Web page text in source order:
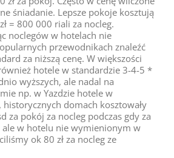
śniadanie. Lepsze pokoje kosztują
= 800 000 riali za nocleg.
noclegów w hotelach nie
przewodnikach znaleźć
za niższą cenę. W większości
hotele w standardzie 3-4-5 *
wyższych, ale nadal na
np. w Yazdzie hotele w
domach kosztowały
za pokój za nocleg podczas gdy za
w hotelu nie wymienionym w
ok 80 zł za nocleg ze